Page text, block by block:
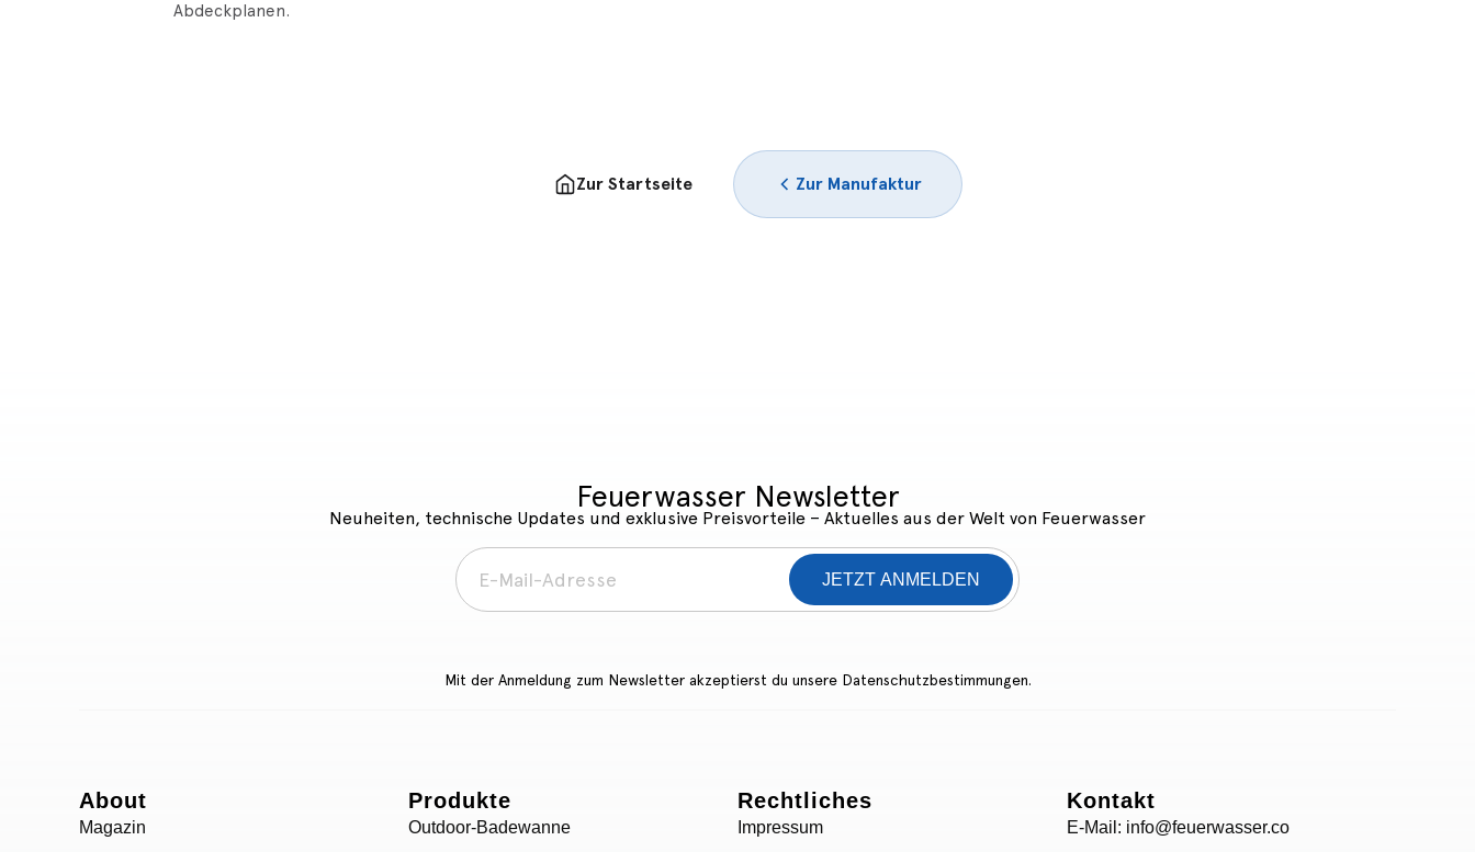
Abdeckplanen.
Zur Startseite Zur Manufaktur
Feuerwasser Newsletter
Neuheiten, technische Updates und exklusive Preisvorteile – Aktuelles aus der Welt von Feuerwasser
JETZT ANMELDEN
Mit der Anmeldung zum Newsletter akzeptierst du unsere Datenschutzbestimmungen.
About
Magazin
Produkte
Outdoor-Badewanne
Rechtliches
Impressum
Kontakt
E-Mail: info@feuerwasser.co